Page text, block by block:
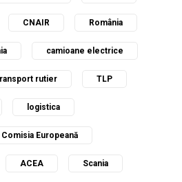
CNAIR România
camioane electrice
rutier TLP
logistica
Comisia Europeană
ACEA Scania